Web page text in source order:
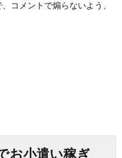
コメントで煽らないよう、
お小遣い稼ぎ